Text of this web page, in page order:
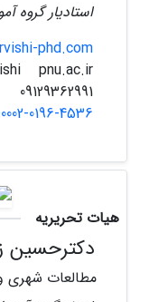
استادیار گروه
phd.com
pnu.ac.ir
0002-0196-4536
هیات تحریریه
دکترحسین
مطالعات شهری